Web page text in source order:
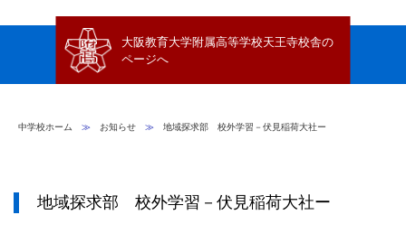
大阪教育大学附属高等学校天王寺校舎の
ページへ
中学校ホーム ≫ お知らせ ≫ 地域探求部 校外学習－伏見稲荷大社ー
地域探求部 校外学習－伏見稲荷大社ー